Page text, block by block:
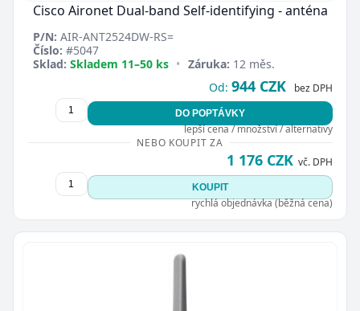
Cisco Aironet Dual-band Self-identifying - anténa
P/N: AIR-ANT2524DW-RS=
Číslo: #5047
Sklad: Skladem 11–50 ks • Záruka: 12 měs.
Od: 944 CZK bez DPH
DO POPTÁVKY
lepší cena / množství / alternativy
NEBO KOUPIT ZA
1 176 CZK vč. DPH
KOUPIT
rychlá objednávka (běžná cena)